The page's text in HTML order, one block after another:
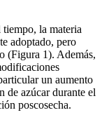
tiempo, la materia
adoptado, pero
(Figura 1). Además,
un aumento
de azúcar durante el
poscosecha.